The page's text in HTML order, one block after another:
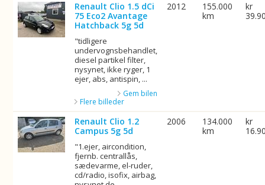
Renault Clio 1.5 dCi
75 Eco2 Avantage
Hatchback 5g 5d
"tidligere
undervognsbehandlet,
diesel partikel filter,
nysynet, ikke ryger, 1
ejer, abs, antispin, ...
Gem bilen
Flere billeder
2012
155.000
km
kr
Renault Clio 1.2
Campus 5g 5d
"1.ejer, aircondition,
fjernb. centrallås,
sædevarme, el-ruder,
cd/radio, isofix, airbag,
2006
134.000
km
kr